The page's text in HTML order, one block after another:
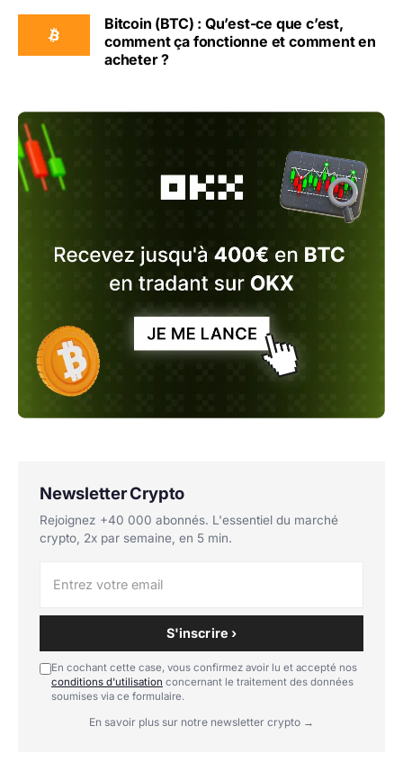
Bitcoin (BTC) : Qu’est-ce que c’est,
comment ça fonctionne et comment en
acheter ?
Newsletter Crypto
Rejoignez +40 000 abonnés. L'essentiel du marché
crypto, 2x par semaine, en 5 min.
S'inscrire ›
En cochant cette case, vous confirmez avoir lu et accepté nos
conditions d'utilisation concernant le traitement des données
soumises via ce formulaire.
En savoir plus sur notre newsletter crypto →